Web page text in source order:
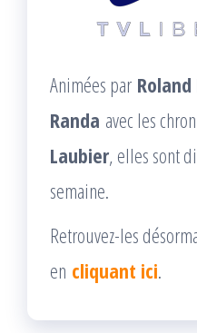
Animées par
Randa avec les
Laubier, elles sont
semaine.
Retrouvez-les
en cliquant ici.